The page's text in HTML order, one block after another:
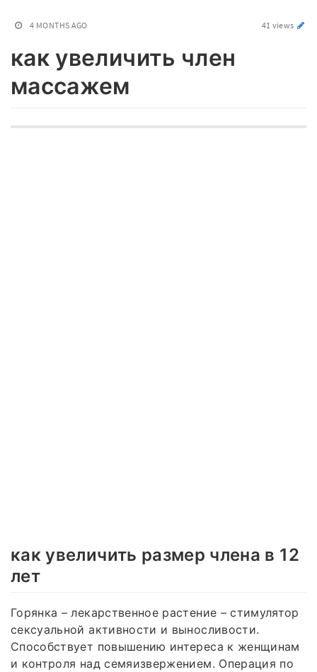
4 MONTHS AGO 41 views
как увеличить член
массажем
как увеличить размер члена в 12
лет
Горянка – лекарственное растение – стимулятор
сексуальной активности и выносливости.
Способствует повышению интереса к женщинам
и контроля над семяизвержением. Операция по